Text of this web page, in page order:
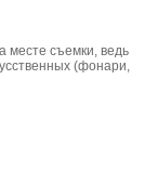
месте съемки, ведь
(фонари,